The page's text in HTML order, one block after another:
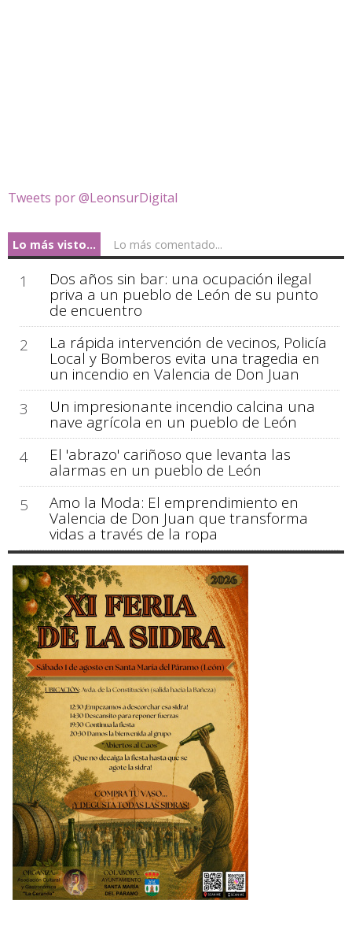
Tweets por @LeonsurDigital
Lo más visto... Lo más comentado...
1 Dos años sin bar: una ocupación ilegal
priva a un pueblo de León de su punto
de encuentro
2
La rápida intervención de vecinos, Policía
Local y Bomberos evita una tragedia en
un incendio en Valencia de Don Juan
3
Un impresionante incendio calcina una
nave agrícola en un pueblo de León
4
El 'abrazo' cariñoso que levanta las
alarmas en un pueblo de León
5
Amo la Moda: El emprendimiento en
Valencia de Don Juan que transforma
vidas a través de la ropa